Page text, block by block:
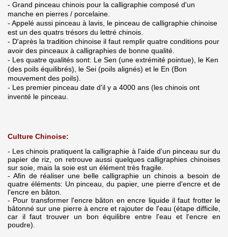
- Grand pinceau chinois pour la calligraphie composé d'un
manche en pierres / porcelaine.
- Appelé aussi pinceau à lavis, le pinceau de calligraphie chinoise
est un des quatrs trésors du lettré chinois.
- D'après la tradition chinoise il faut remplir quatre conditions pour
avoir des pinceaux à calligraphies de bonne qualité.
- Les quatre qualités sont: Le Sen (une extrémité pointue), le Ken
(des poils équilibrés), le Sei (poils alignés) et le En (Bon
mouvement des poils).
- Les premier pinceau date d'il y a 4000 ans (les chinois ont
inventé le pinceau.
Culture Chinoise:
- Les chinois pratiquent la calligraphie à l'aide d'un pinceau sur du
papier de riz, on retrouve aussi quelques calligraphies chinoises
sur soie, mais la soie est un élément très fragile.
- Afin de réaliser une belle calligraphie un chinois a besoin de
quatre éléments: Un pinceau, du papier, une pierre d'encre et de
l'encre en bâton.
- Pour transformer l'encre bâton en encre liquide il faut frotter le
bâtonné sur une pierre à encre et rajouter de l'eau (étape difficile,
car il faut trouver un bon équilibre entre l'eau et l'encre en
poudre).